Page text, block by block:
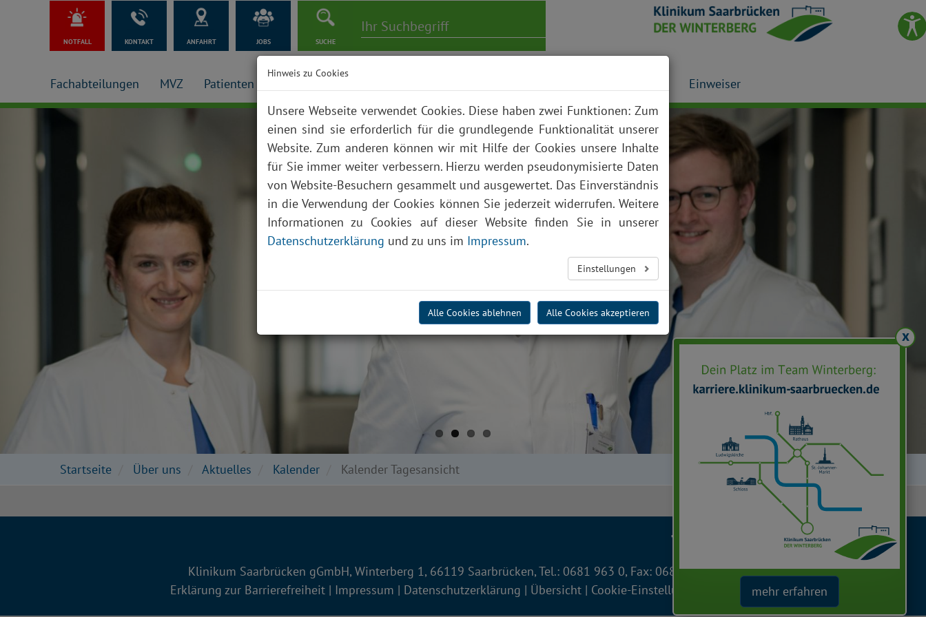
NOTFALL KONTAKT ANFAHRT JOBS SUCHE
Fachabteilungen MVZ Patienten + Besucher Einweiser
Startseite Über uns Aktuelles Kalender Kalender Tagesansicht
TikTok
YouTube
LinkedIn
Klinikum Saarbrücken gGmbH, Winterberg 1, 66119 Saarbrücken, Tel.: 0681 963 0, Fax: 0681 963 2401
Erklärung zur Barrierefreiheit | Impressum | Datenschutzerklärung | Übersicht | Cookie-Einstellungen | © 2026
x
mehr erfahren
Hinweis zu Cookies
Unsere Webseite verwendet Cookies. Diese haben zwei Funktionen: Zum
einen sind sie erforderlich für die grundlegende Funktionalität unserer
Website. Zum anderen können wir mit Hilfe der Cookies unsere Inhalte
für Sie immer weiter verbessern. Hierzu werden pseudonymisierte Daten
von Website-Besuchern gesammelt und ausgewertet. Das Einverständnis
in die Verwendung der Cookies können Sie jederzeit widerrufen. Weitere
Informationen zu Cookies auf dieser Website finden Sie in unserer
Datenschutzerklärung und zu uns im Impressum.
Einstellungen
Alle Cookies ablehnen Alle Cookies akzeptieren